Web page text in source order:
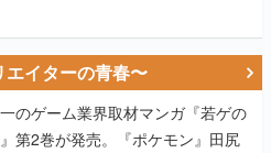
イターの青春〜
のゲーム業界取材マンガ『若ゲの
第2巻が発売。『ポケモン』田尻